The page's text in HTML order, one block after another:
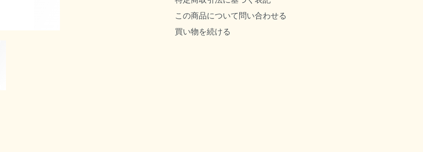
この商品について問い合わせる
買い物を続ける